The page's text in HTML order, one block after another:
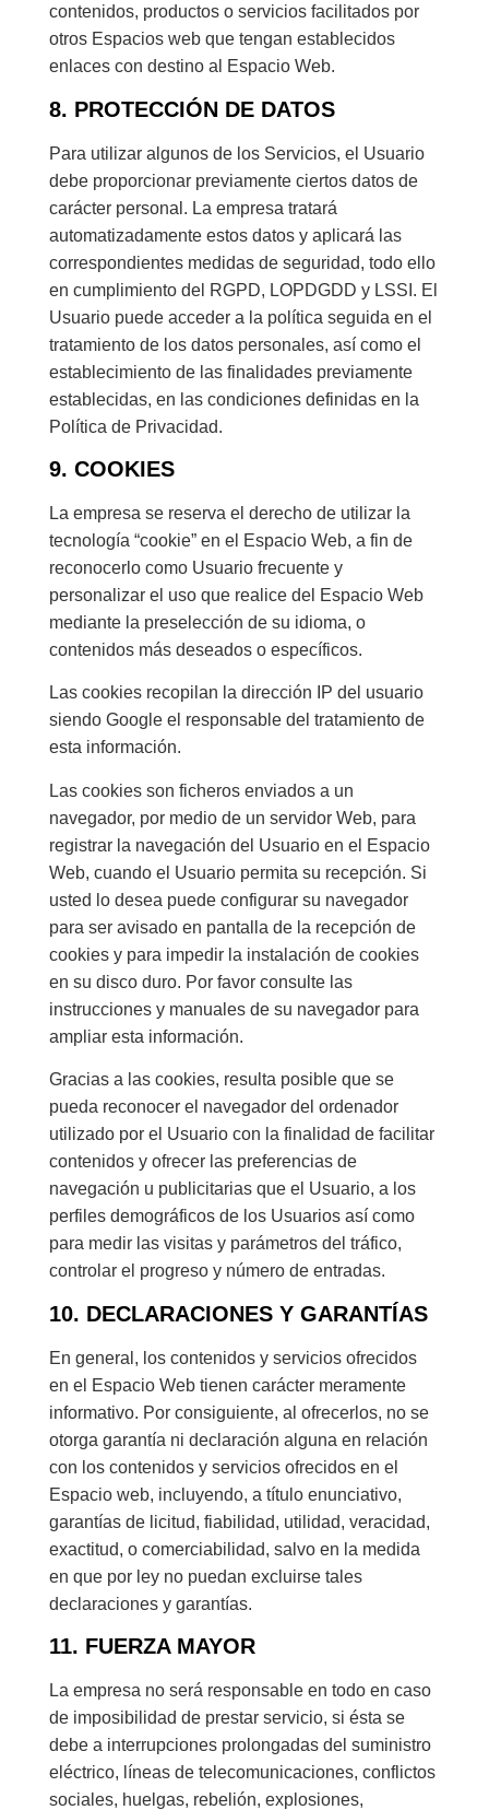
contenidos, productos o servicios facilitados por
otros Espacios web que tengan establecidos
enlaces con destino al Espacio Web.
8. PROTECCIÓN DE DATOS
Para utilizar algunos de los Servicios, el Usuario
debe proporcionar previamente ciertos datos de
carácter personal. La empresa tratará
automatizadamente estos datos y aplicará las
correspondientes medidas de seguridad, todo ello
en cumplimiento del RGPD, LOPDGDD y LSSI. El
Usuario puede acceder a la política seguida en el
tratamiento de los datos personales, así como el
establecimiento de las finalidades previamente
establecidas, en las condiciones definidas en la
Política de Privacidad.
9. COOKIES
La empresa se reserva el derecho de utilizar la
tecnología “cookie” en el Espacio Web, a fin de
reconocerlo como Usuario frecuente y
personalizar el uso que realice del Espacio Web
mediante la preselección de su idioma, o
contenidos más deseados o específicos.
Las cookies recopilan la dirección IP del usuario
siendo Google el responsable del tratamiento de
esta información.
Las cookies son ficheros enviados a un
navegador, por medio de un servidor Web, para
registrar la navegación del Usuario en el Espacio
Web, cuando el Usuario permita su recepción. Si
usted lo desea puede configurar su navegador
para ser avisado en pantalla de la recepción de
cookies y para impedir la instalación de cookies
en su disco duro. Por favor consulte las
instrucciones y manuales de su navegador para
ampliar esta información.
Gracias a las cookies, resulta posible que se
pueda reconocer el navegador del ordenador
utilizado por el Usuario con la finalidad de facilitar
contenidos y ofrecer las preferencias de
navegación u publicitarias que el Usuario, a los
perfiles demográficos de los Usuarios así como
para medir las visitas y parámetros del tráfico,
controlar el progreso y número de entradas.
10. DECLARACIONES Y GARANTÍAS
En general, los contenidos y servicios ofrecidos
en el Espacio Web tienen carácter meramente
informativo. Por consiguiente, al ofrecerlos, no se
otorga garantía ni declaración alguna en relación
con los contenidos y servicios ofrecidos en el
Espacio web, incluyendo, a título enunciativo,
garantías de licitud, fiabilidad, utilidad, veracidad,
exactitud, o comerciabilidad, salvo en la medida
en que por ley no puedan excluirse tales
declaraciones y garantías.
11. FUERZA MAYOR
La empresa no será responsable en todo en caso
de imposibilidad de prestar servicio, si ésta se
debe a interrupciones prolongadas del suministro
eléctrico, líneas de telecomunicaciones, conflictos
sociales, huelgas, rebelión, explosiones,